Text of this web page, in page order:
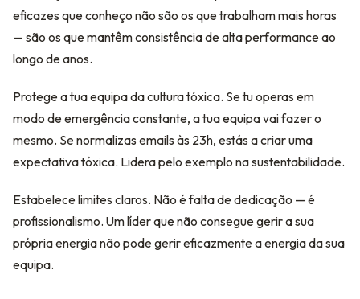
eficazes que conheço não são os que trabalham mais horas
— são os que mantêm consistência de alta performance ao
longo de anos.
Protege a tua equipa da cultura tóxica. Se tu operas em
modo de emergência constante, a tua equipa vai fazer o
mesmo. Se normalizas emails às 23h, estás a criar uma
expectativa tóxica. Lidera pelo exemplo na sustentabilidade.
Estabelece limites claros. Não é falta de dedicação — é
profissionalismo. Um líder que não consegue gerir a sua
própria energia não pode gerir eficazmente a energia da sua
equipa.